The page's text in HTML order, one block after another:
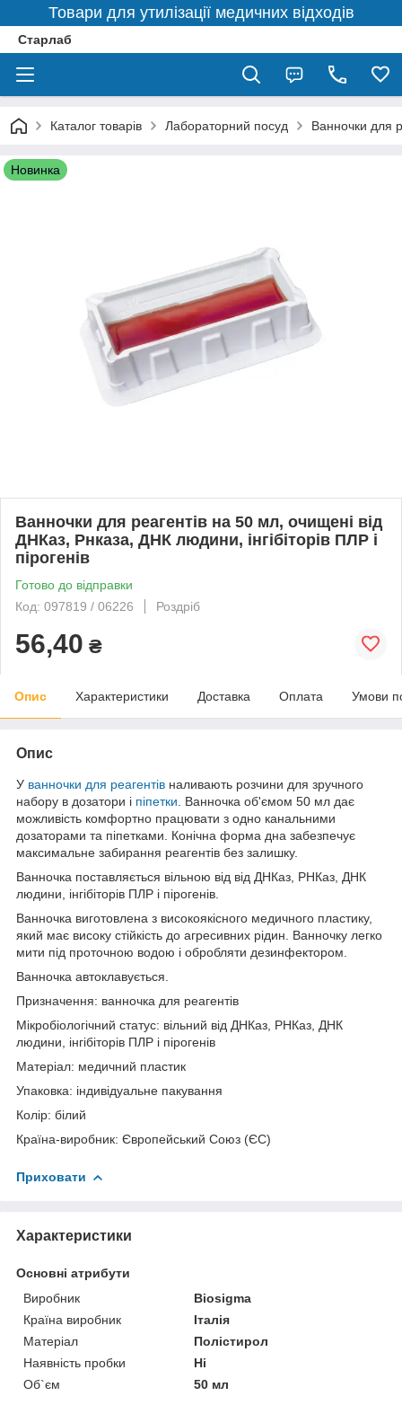
Товари для утилізації медичних відходів
Старлаб
Каталог товарів Лабораторний посуд Ванночки для
Новинка
Ванночки для реагентів на 50 мл, очищені від
ДНКаз, Рнказа, ДНК людини, інгібіторів ПЛР і
пірогенів
Готово до відправки
Код: 097819 / 06226
Роздріб
56,40 ₴
Опис Характеристики Доставка Оплата Умови
Опис
У ванночки для реагентів наливають розчини для зручного
набору в дозатори і піпетки . Ванночка об'ємом 50 мл дає
можливість комфортно працювати з одно канальними
дозаторами та піпетками. Конічна форма дна забезпечує
максимальне забирання реагентів без залишку.
Ванночка поставляється вільною від від ДНКаз, РНКаз, ДНК
людини, інгібіторів ПЛР і пірогенів.
Ванночка виготовлена з високоякісного медичного пластику,
який має високу стійкість до агресивних рідин. Ванночку легко
мити під проточною водою і обробляти дезинфектором.
Ванночка автоклавується.
Призначення: ванночка для реагентів
Мікробіологічний статус: вільний від ДНКаз, РНКаз, ДНК
людини, інгібіторів ПЛР і пірогенів
Матеріал: медичний пластик
Упаковка: індивідуальне пакування
Колір: білий
Країна-виробник: Європейський Союз (ЄС)
Приховати
Характеристики
Основні атрибути
Виробник
Biosigma
Країна виробник
Італія
Матеріал
Полістирол
Наявність пробки
Ні
Об`єм
50 мл